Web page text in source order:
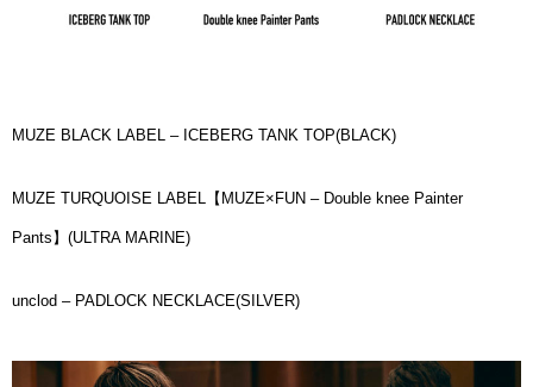
MUZE BLACK LABEL – ICEBERG TANK TOP(BLACK)
MUZE TURQUOISE LABEL【MUZE×FUN – Double knee Painter
Pants】(ULTRA MARINE)
unclod – PADLOCK NECKLACE(SILVER)